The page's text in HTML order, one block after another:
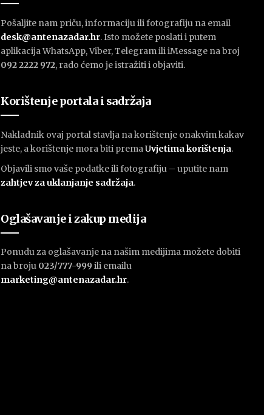
Pošaljite nam priču, informaciju ili fotografiju na email
desk@antenazadar.hr. Isto možete poslati i putem
aplikacija WhatsApp, Viber, Telegram ili iMessage na broj
092 2222 972, rado ćemo je istražiti i objaviti.
Korištenje portala i sadržaja
Nakladnik ovaj portal stavlja na korištenje onakvim kakav
jeste, a korištenje mora biti premaUvjetima korištenja.
Objavili smo vaše podatke ili fotografiju – uputite nam
zahtjev za uklanjanje sadržaja.
Oglašavanje i zakup medija
Ponudu za oglašavanje na našim medijima možete dobiti
na broju 023/777-999 ili emailu
marketing@antenazadar.hr.